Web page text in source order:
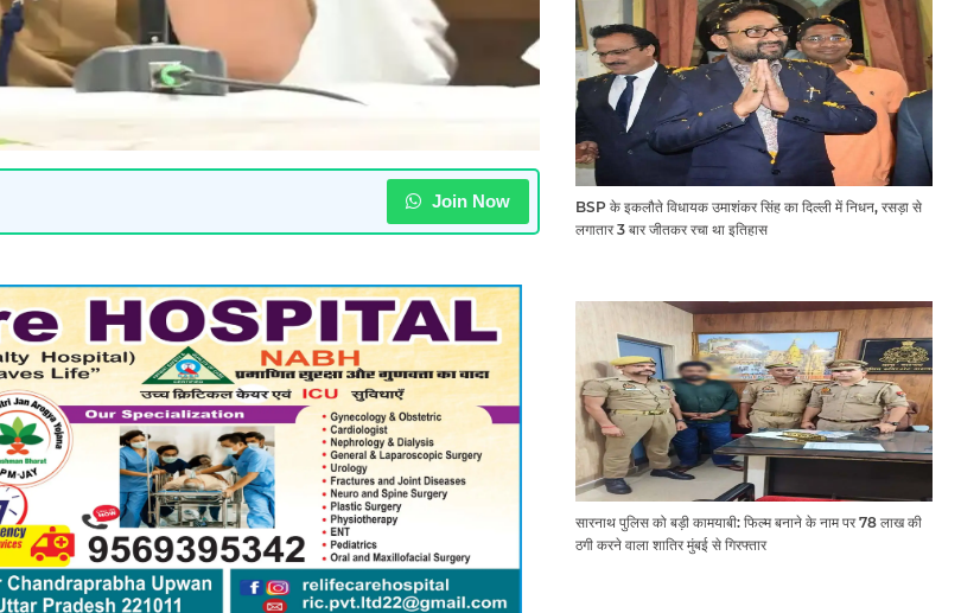
Join Now
BSP के इकलौते विधायक उमाशंकर सिंह का दिल्ली में निधन, रसड़ा से
लगातार 3 बार जीतकर रचा था इतिहास
सारनाथ पुलिस को बड़ी कामयाबी: फिल्म बनाने के नाम पर 78 लाख की
ठगी करने वाला शातिर मुंबई से गिरफ्तार